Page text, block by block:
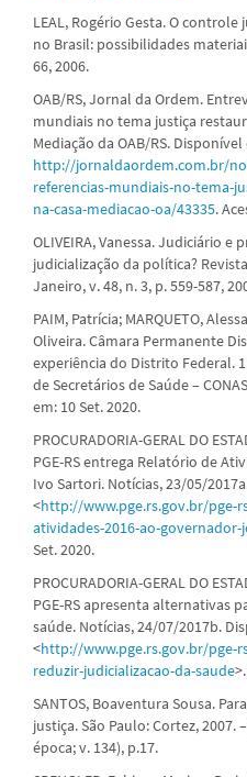
LEAL, Rogério Gesta. O
no Brasil: possibilidades
66, 2006.
OAB/RS, Jornal da Ordem.
mundiais no tema justiça
Mediação da OAB/RS. Disponível
http://jornaldaordem.com.br/
referencias-mundiais-no-tema-
na-casa-mediacao-oa/43335.
OLIVEIRA, Vanessa. Judiciário e
judicialização da política?
Janeiro, v. 48, n. 3, p. 559-587,
PAIM, Patrícia; MARQUETO,
Oliveira. Câmara Permanente
experiência do Distrito Federal.
de Secretários de Saúde –
em: 10 Set. 2020.
PROCURADORIA-GERAL DO
PGE-RS entrega Relatório de
Ivo Sartori. Notícias, 23/05/
<http://www.pge.rs.gov.br/pge-
atividades-2016-ao-
Set. 2020.
PROCURADORIA-GERAL DO
PGE-RS apresenta alternativas
saúde. Notícias, 24/07/2017b.
<http://www.pge.rs.gov.br/pge-
reduzir-judicializacao-da-saude
SANTOS, Boaventura Sousa.
justiça. São Paulo: Cortez, 2007.
época; v. 134), p.17.